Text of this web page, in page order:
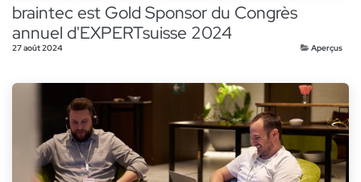
braintec est Gold Sponsor du Congrès
annuel d'EXPERTsuisse 2024
27 août 2024 Aperçus